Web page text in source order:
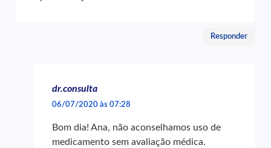
Responder
dr.consulta
06/07/2020 às 07:28
Bom dia! Ana, não aconselhamos uso de
medicamento sem avaliação médica.